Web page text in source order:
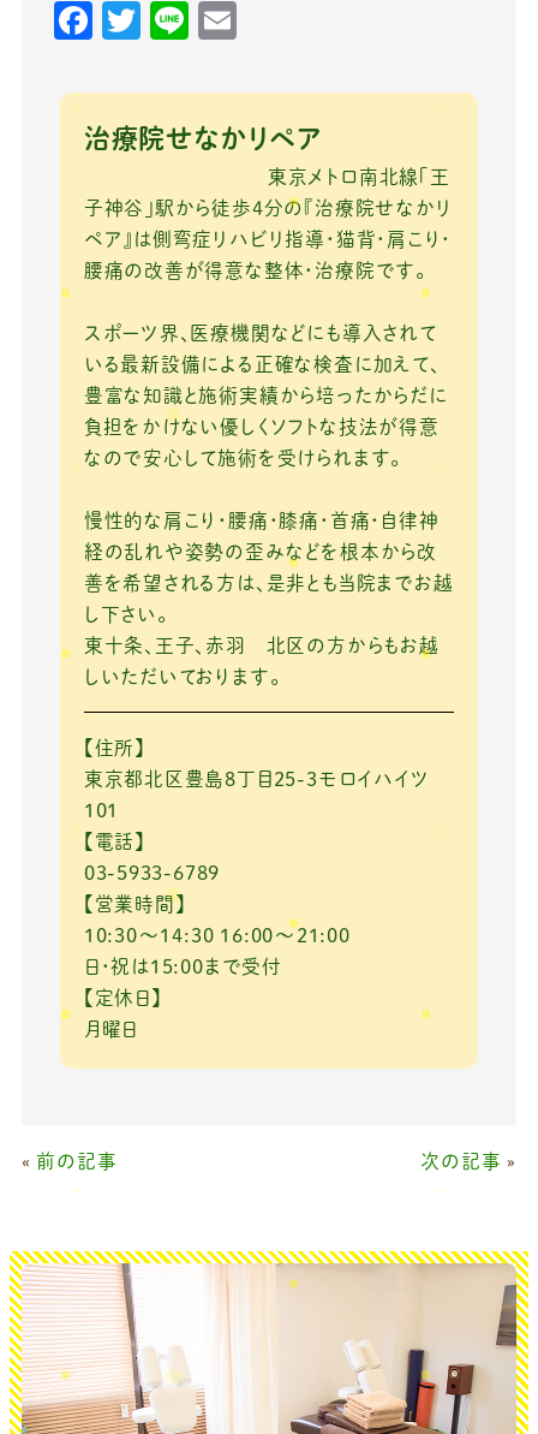
F
c
e
o
o
k
T
it
te
Li
e
ai
l
治療院せなかリペア
東京メトロ南北線「王
子神谷」駅から徒歩4分の『治療院せなかリ
ペア』は側弯症リハビリ指導・猫背・肩こり・
腰痛の改善が得意な整体・治療院です。
スポーツ界、医療機関などにも導入されて
いる最新設備による正確な検査に加えて、
豊富な知識と施術実績から培ったからだに
負担をかけない優しくソフトな技法が得意
なので安心して施術を受けられます。
慢性的な肩こり・腰痛・膝痛・首痛・自律神
経の乱れや姿勢の歪みなどを根本から改
善を希望される方は、是非とも当院までお越
し下さい。
東十条、王子、赤羽 北区の方からもお越
しいただいております。
【住所】
東京都北区豊島8丁目25-3モロイハイツ
101
【電話】
03-5933-6789
【営業時間】
10:30～14:30 16:00～21:00
日・祝は15:00まで受付
【定休日】
月曜日
« 前の記事 次の記事 »